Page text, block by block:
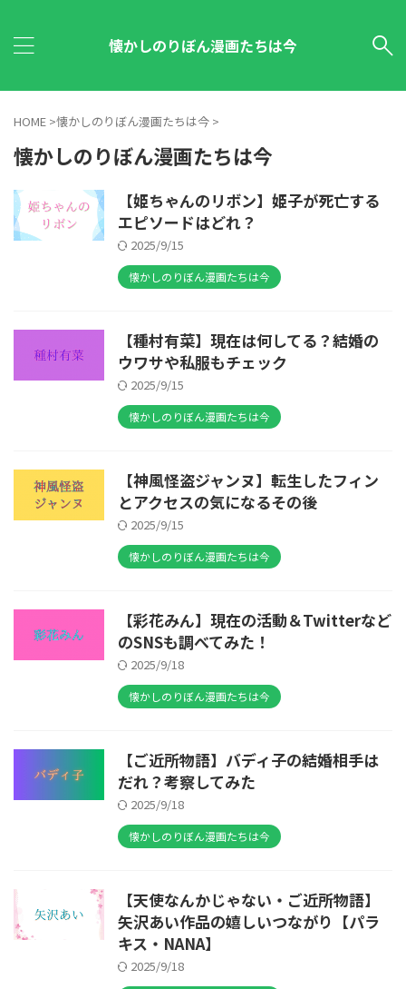
懐かしのりぼん漫画たちは今
HOME >懐かしのりぼん漫画たちは今 >
懐かしのりぼん漫画たちは今
【姫ちゃんのリボン】姫子が死亡する
エピソードはどれ？
2025/9/15
懐かしのりぼん漫画たちは今
【種村有菜】現在は何してる？結婚の
ウワサや私服もチェック
2025/9/15
懐かしのりぼん漫画たちは今
【神風怪盗ジャンヌ】転生したフィン
とアクセスの気になるその後
2025/9/15
懐かしのりぼん漫画たちは今
【彩花みん】現在の活動＆Twitterなど
のSNSも調べてみた！
2025/9/18
懐かしのりぼん漫画たちは今
【ご近所物語】バディ子の結婚相手は
だれ？考察してみた
2025/9/18
懐かしのりぼん漫画たちは今
【天使なんかじゃない・ご近所物語】
矢沢あい作品の嬉しいつながり【パラ
キス・NANA】
2025/9/18